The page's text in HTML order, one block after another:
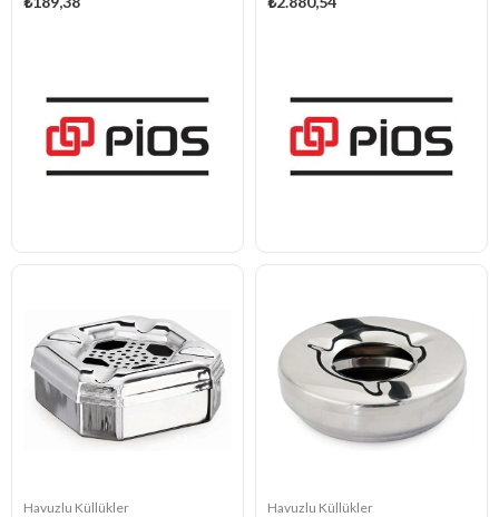
Havuzlu Küllükler Havuzlu Küllükler